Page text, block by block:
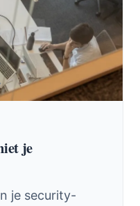
je
je security-